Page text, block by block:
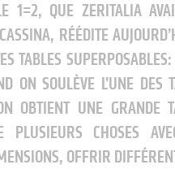
1=2, QUE ZERITALIA
RÉÉDITE
TABLES
ON SOULÈVE L’UNE DES
OBTIENT UNE GRANDE
PLUSIEURS CHOSES
OFFRIR